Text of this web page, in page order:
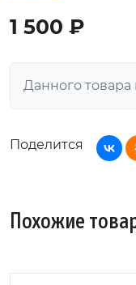
1 500 ₽
Данного товара
Поделится
Похожие